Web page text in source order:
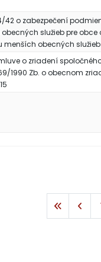
o zabezpečení
služieb pre
obecných
o zriadení
1990 Zb. o obecnom